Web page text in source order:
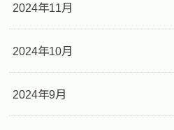
2024年11月
2024年10月
2024年9月